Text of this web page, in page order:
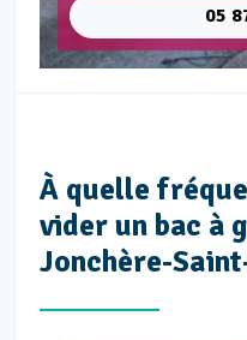
05
À quelle
vider un bac à
Jonchère-